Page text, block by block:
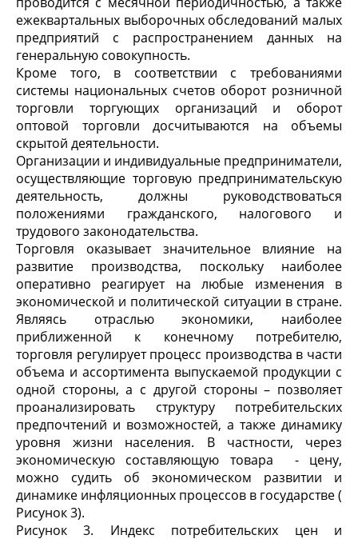
ежеквартальных выборочных обследований малых
предприятий с распространением данных на
генеральную совокупность.
Кроме того, в соответствии с требованиями
системы национальных счетов оборот розничной
торговли торгующих организаций и оборот
оптовой торговли досчитываются на объемы
скрытой деятельности.
Организации и индивидуальные предприниматели,
осуществляющие торговую предпринимательскую
деятельность, должны руководствоваться
положениями гражданского, налогового и
трудового законодательства.
Торговля оказывает значительное влияние на
развитие производства, поскольку наиболее
оперативно реагирует на любые изменения в
экономической и политической ситуации в стране.
Являясь отраслью экономики, наиболее
приближенной к конечному потребителю,
торговля регулирует процесс производства в части
объема и ассортимента выпускаемой продукции с
одной стороны, а с другой стороны – позволяет
проанализировать структуру потребительских
предпочтений и возможностей, а также динамику
уровня жизни населения. В частности, через
экономическую составляющую товара - цену,
можно судить об экономическом развитии и
динамике инфляционных процессов в государстве (
Рисунок 3).
Рисунок 3. Индекс потребительских цен и